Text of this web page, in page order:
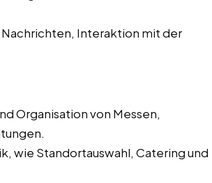
Interaktion mit der
Organisation von Messen,
wie Standortauswahl, Catering und